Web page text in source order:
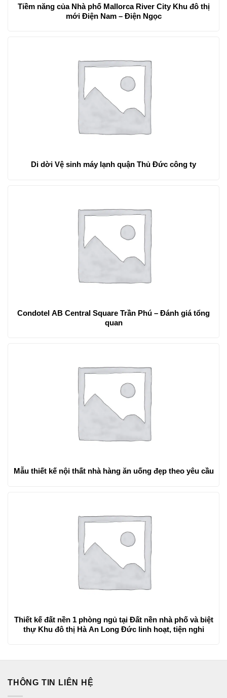
Tiềm năng của Nhà phố Mallorca River City Khu đô thị
mới Điện Nam – Điện Ngọc
Di dời Vệ sinh máy lạnh quận Thủ Đức công ty
Condotel AB Central Square Trần Phú – Đánh giá tổng
quan
Mẫu thiết kế nội thất nhà hàng ăn uống đẹp theo yêu cầu
Thiết kế đất nền 1 phòng ngủ tại Đất nền nhà phố và biệt
thự Khu đô thị Hà An Long Đức linh hoạt, tiện nghi
THÔNG TIN LIÊN HỆ